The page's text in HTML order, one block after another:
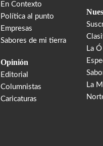
En Contexto
Política al punto
Empresas
Sabores de mi tierra
Opinión
Editorial
Columnistas
Caricaturas
La Ó
La